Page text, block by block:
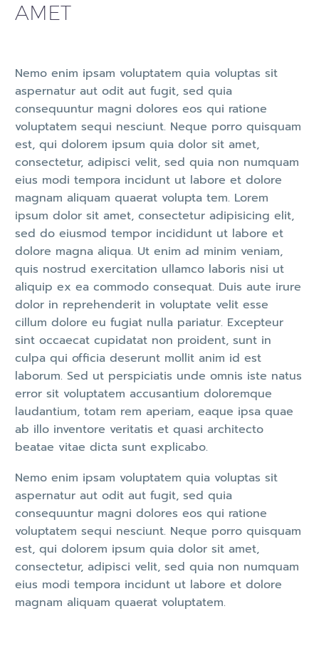
AMET
Nemo enim ipsam voluptatem quia voluptas sit
aspernatur aut odit aut fugit, sed quia
consequuntur magni dolores eos qui ratione
voluptatem sequi nesciunt. Neque porro quisquam
est, qui dolorem ipsum quia dolor sit amet,
consectetur, adipisci velit, sed quia non numquam
eius modi tempora incidunt ut labore et dolore
magnam aliquam quaerat volupta tem. Lorem
ipsum dolor sit amet, consectetur adipisicing elit,
sed do eiusmod tempor incididunt ut labore et
dolore magna aliqua. Ut enim ad minim veniam,
quis nostrud exercitation ullamco laboris nisi ut
aliquip ex ea commodo consequat. Duis aute irure
dolor in reprehenderit in voluptate velit esse
cillum dolore eu fugiat nulla pariatur. Excepteur
sint occaecat cupidatat non proident, sunt in
culpa qui officia deserunt mollit anim id est
laborum. Sed ut perspiciatis unde omnis iste natus
error sit voluptatem accusantium doloremque
laudantium, totam rem aperiam, eaque ipsa quae
ab illo inventore veritatis et quasi architecto
beatae vitae dicta sunt explicabo.
Nemo enim ipsam voluptatem quia voluptas sit
aspernatur aut odit aut fugit, sed quia
consequuntur magni dolores eos qui ratione
voluptatem sequi nesciunt. Neque porro quisquam
est, qui dolorem ipsum quia dolor sit amet,
consectetur, adipisci velit, sed quia non numquam
eius modi tempora incidunt ut labore et dolore
magnam aliquam quaerat voluptatem.